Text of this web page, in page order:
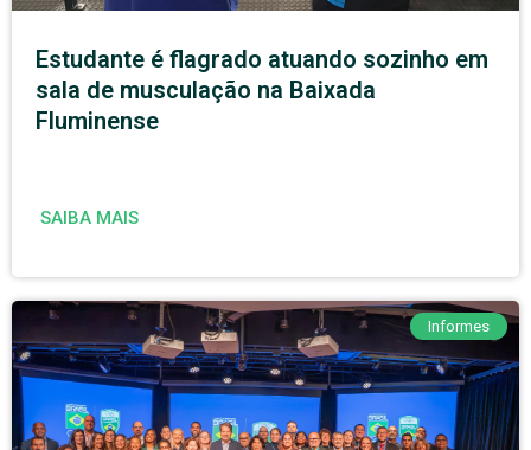
Estudante é flagrado atuando sozinho em
sala de musculação na Baixada
Fluminense
SAIBA MAIS
Informes